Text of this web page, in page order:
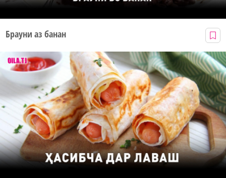
Брауни аз банан